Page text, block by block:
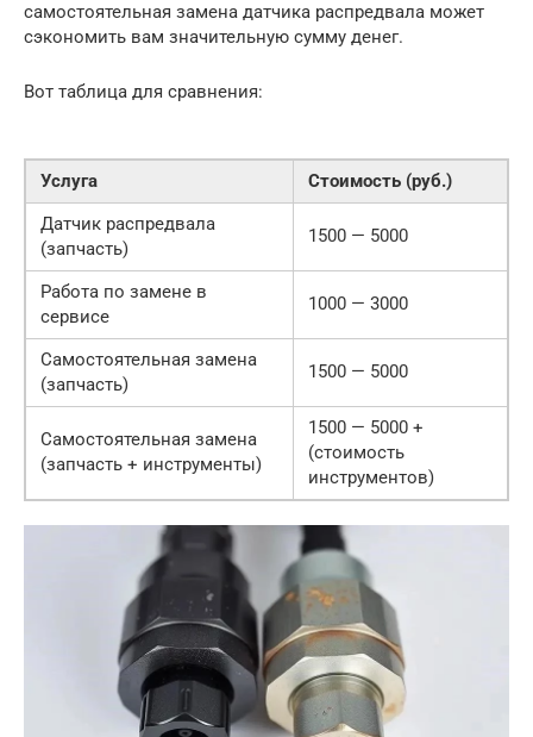
самостоятельная замена датчика распредвала может
сэкономить вам значительную сумму денег.
Вот таблица для сравнения:
Услуга
Стоимость (руб.)
Датчик распредвала
(запчасть)
1500 — 5000
Работа по замене в
сервисе
1000 — 3000
Самостоятельная замена
(запчасть)
1500 — 5000
Самостоятельная замена
(запчасть + инструменты)
1500 — 5000 +
(стоимость
инструментов)